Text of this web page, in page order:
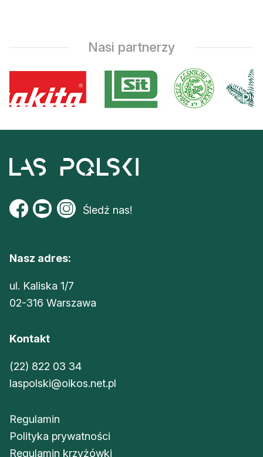
Nasi partnerzy
Śledź nas!
Nasz adres:
ul. Kaliska 1/7
02-316 Warszawa
Kontakt
(22) 822 03 34
laspolski@oikos.net.pl
Regulamin
Polityka prywatności
Regulamin krzyżówki